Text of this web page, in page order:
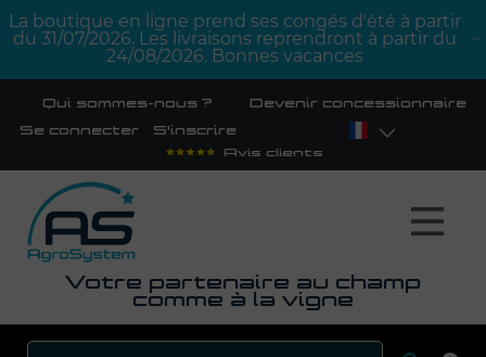
La boutique en ligne prend ses congés d'été à partir
du 31/07/2026. Les livraisons reprendront à partir du
24/08/2026. Bonnes vacances
Qui sommes-nous ? Devenir concessionnaire
Se connecter
S'inscrire
Avis clients
Votre partenaire au champ
comme à la vigne